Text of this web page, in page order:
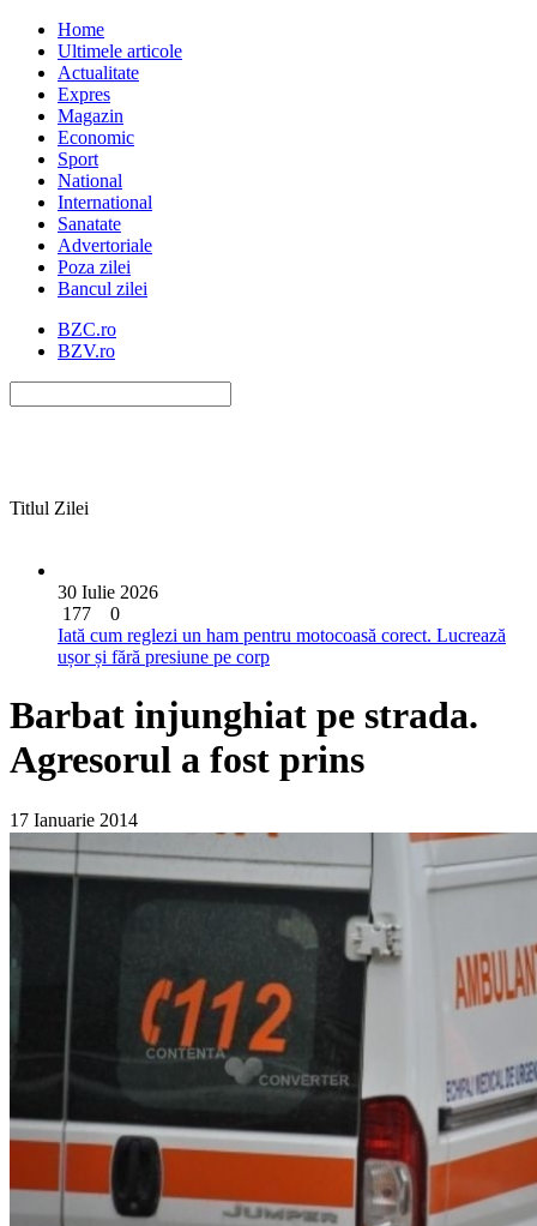
Home
Ultimele articole
Actualitate
Expres
Magazin
Economic
Sport
National
International
Sanatate
Advertoriale
Poza zilei
Bancul zilei
BZC.ro
BZV.ro
Titlul Zilei
30 Iulie 2026
177
0
Iată cum reglezi un ham pentru motocoasă corect. Lucrează
ușor și fără presiune pe corp
Barbat injunghiat pe strada.
Agresorul a fost prins
17 Ianuarie 2014